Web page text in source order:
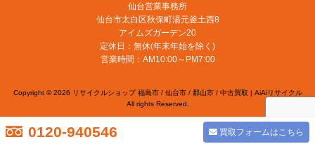
0120-940546 買取フォームはこちら
仙台営業事務所
仙台市太白区秋保町湯元釜土西8
アイムズガーデン20
定休日：無休(年末年始を除く)
営業時間：AM10:00～PM7:00
Copyright © 2026 リサイクルショップ 福島市 / 仙台市 / 郡山市 / 中古買取 | AiAiリサイクル
All rights Reserved.